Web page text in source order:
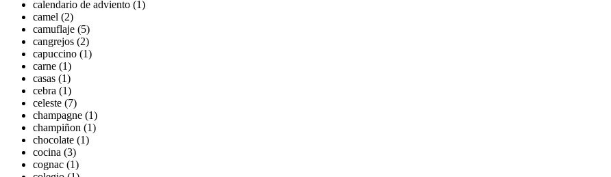
calendario de adviento (1)
camel (2)
camuflaje (5)
cangrejos (2)
capuccino (1)
carne (1)
casas (1)
cebra (1)
celeste (7)
champagne (1)
champiñon (1)
chocolate (1)
cocina (3)
cognac (1)